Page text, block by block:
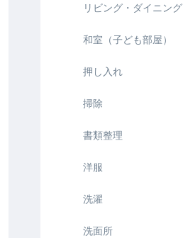
リビング・ダイニング
和室（子ども部屋）
押し入れ
掃除
書類整理
洋服
洗濯
洗面所